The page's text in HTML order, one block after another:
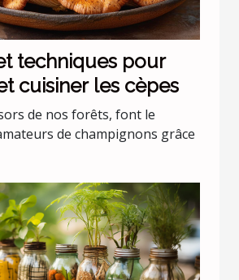
techniques pour
cuisiner les cèpes
de nos forêts, font le
de champignons grâce